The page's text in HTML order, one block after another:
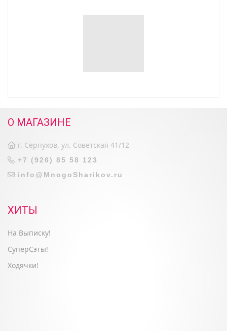
О МАГАЗИНЕ
г. Серпухов, ул. Советская 41/12
+7 (926) 85 58 123
info@MnogoSharikov.ru
ХИТЫ
На Выписку!
СуперСэты!
Ходячки!